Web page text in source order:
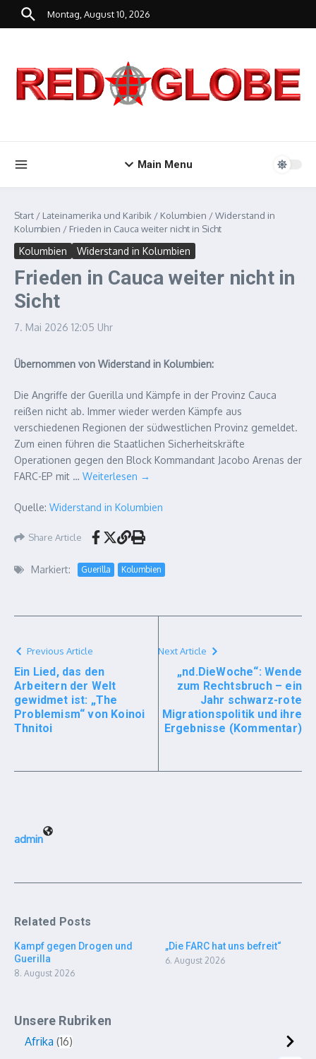
Zum Inhalt springen
Montag, August 10, 2026
Main Menu
Start / Lateinamerika und Karibik / Kolumbien /Widerstand in
Kolumbien / Frieden in Cauca weiter nicht in Sicht
Kolumbien Widerstand in Kolumbien
Frieden in Cauca weiter nicht in
Sicht
7. Mai 2026 12:05 Uhr
Übernommen von Widerstand in Kolumbien:
Die Angriffe der Guerilla und Kämpfe in der Provinz Cauca
reißen nicht ab. Immer wieder werden Kämpfe aus
verschiedenen Regionen der südwestlichen Provinz gemeldet.
Zum einen führen die Staatlichen Sicherheitskräfte
Operationen gegen den Block Kommandant Jacobo Arenas der
FARC-EP mit … Weiterlesen →
Quelle: Widerstand in Kolumbien
Share Article
Markiert: Guerilla Kolumbien
Previous Article
Ein Lied, das den
Arbeitern der Welt
gewidmet ist: „The
Problemism“ von Koinoi
Thnitoi
Next Article
„nd.DieWoche“: Wende
zum Rechtsbruch – ein
Jahr schwarz-rote
Migrationspolitik und ihre
Ergebnisse (Kommentar)
admin
Related Posts
Kampf gegen Drogen und
Guerilla
8. August 2026
„Die FARC hat uns befreit“
6. August 2026
Unsere Rubriken
Afrika 16